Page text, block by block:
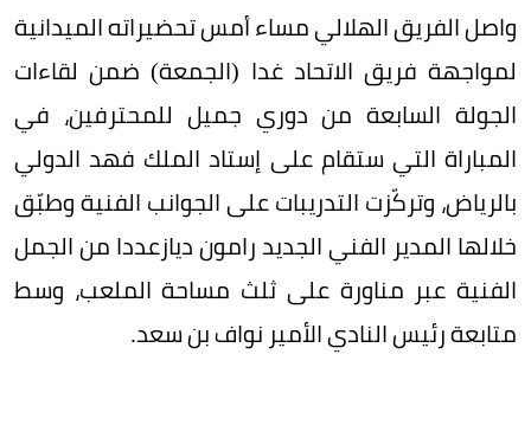
واصل الفريق الهلالي مساء أمس تحضيراته الميدانية
لمواجهة فريق الاتحاد غدا (الجمعة) ضمن لقاءات
الجولة السابعة من دوري جميل للمحترفين، في
المباراة التي ستقام على إستاد الملك فهد الدولي
بالرياض، وتركّزت التدريبات على الجوانب الفنية وطبّق
خلالها المدير الفني الجديد رامون ديازعددا من الجمل
الفنية عبر مناورة على ثلث مساحة الملعب، وسط
متابعة رئيس النادي الأمير نواف بن سعد.